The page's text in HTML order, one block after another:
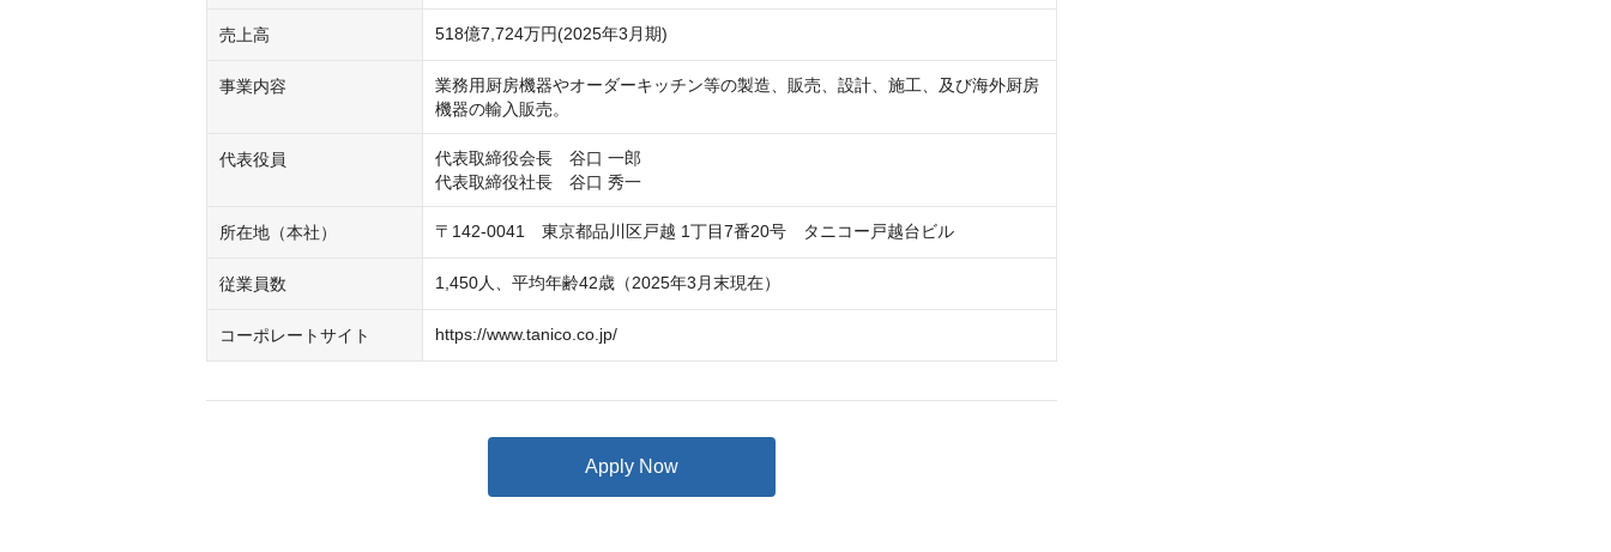
売上高 518億7,724万円(2025年3月期)
事業内容
業務用厨房機器やオーダーキッチン等の製造、販売、設計、施工、及び海外厨房
機器の輸入販売。
代表役員
代表取締役会長　谷口 一郎
代表取締役社長　谷口 秀一
所在地（本社） 〒142-0041　東京都品川区戸越 1丁目7番20号　タニコー戸越台ビル
従業員数 1,450人、平均年齢42歳（2025年3月末現在）
コーポレートサイト https://www.tanico.co.jp/
Apply Now